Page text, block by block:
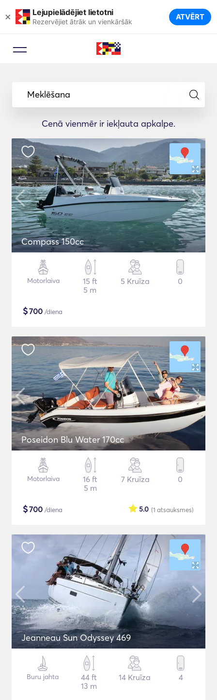
× Lejupielādējiet lietotni
Rezervējiet ātrāk un vienkāršāk ATVĒRT
Meklēšana
Cenā vienmēr ir iekļauta apkalpe.
Compass 150cc
Motorlaiva
15 ft
5 m
5 Kruīza 0
$700 /diena
Poseidon Blu Water 170cc
Motorlaiva
16 ft
5 m
7 Kruīza 0
$700 /diena (1 atsauksmes)
5.0
Jeanneau Sun Odyssey 469
Buru jahta
44 ft
13 m
14 Kruīza 4